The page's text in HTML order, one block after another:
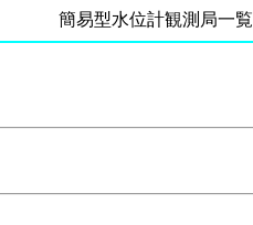
簡易型水位計観測局一覧